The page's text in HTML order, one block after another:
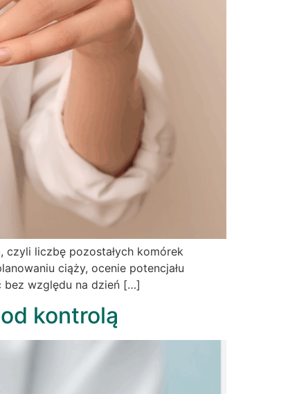
czyli liczbę pozostałych komórek
ciąży, ocenie potencjału
bez względu na dzień […]
kontrolą